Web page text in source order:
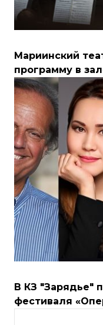
Мариинский
программу в
В КЗ "Зарядье"
фестиваля